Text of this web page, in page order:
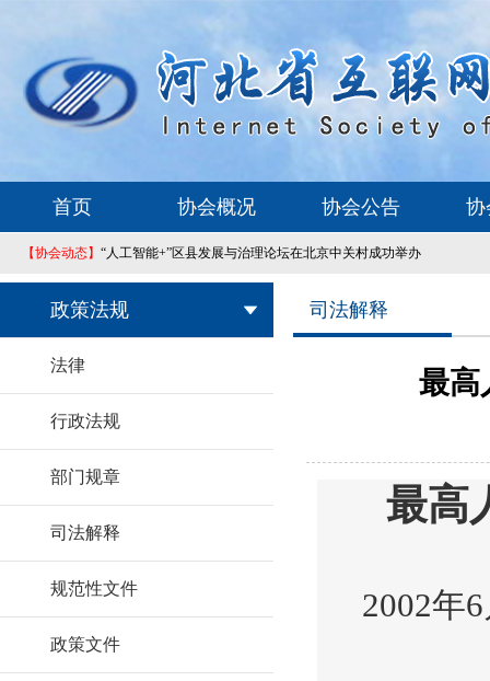
首页 协会概况 协会公告 协
【协会动态】 “人工智能+”区县发展与治理论坛在北京中关村成功举办
政策法规
法律
行政法规
部门规章
司法解释
规范性文件
政策文件
司法解释
最高
最高
2002年